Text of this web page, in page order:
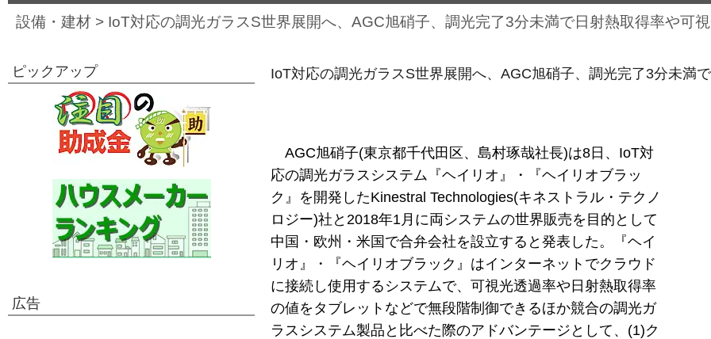
設備・建材 > IoT対応の調光ガラスS世界展開へ、AGC旭硝子、調光完了3分未満で日射熱取得率や可
IoT対応の調光ガラスS世界展開へ、AGC旭硝子、調光完了3分未満
AGC旭硝子(東京都千代田区、島村琢哉社長)は8日、IoT対
応の調光ガラスシステム『ヘイリオ』・『ヘイリオブラッ
ク』を開発したKinestral Technologies(キネストラル・テクノ
ロジー)社と2018年1月に両システムの世界販売を目的として
中国・欧州・米国で合弁会社を設立すると発表した。『ヘイ
リオ』・『ヘイリオブラック』はインターネットでクラウド
に接続し使用するシステムで、可視光透過率や日射熱取得率
の値をタブレットなどで無段階制御できるほか競合の調光ガ
ラスシステム製品と比べた際のアドバンテージとして、(1)ク
ピックアップ
広告